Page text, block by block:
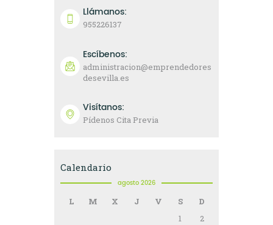
Llámanos:
955226137
Escíbenos:
administracion@emprendedores
desevilla.es
Visítanos:
Pídenos Cita Previa
Calendario
agosto 2026
L M X J V S
D
1
2